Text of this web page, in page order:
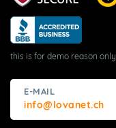
this is for demo reason only
E-MAIL
info@lovanet.ch